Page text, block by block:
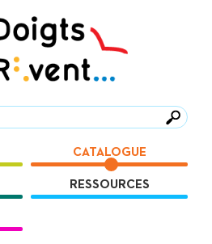
CATALOGUE
RESSOURCES